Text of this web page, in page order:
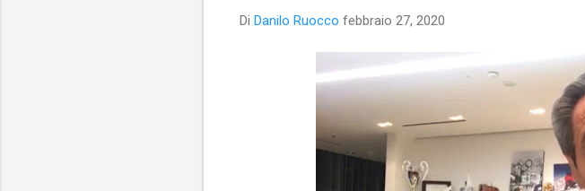
Di Danilo Ruocco febbraio 27, 2020